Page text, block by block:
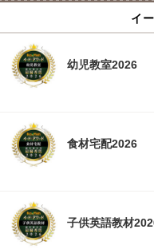
イ
幼児教室2026
食材宅配2026
子供英語教材